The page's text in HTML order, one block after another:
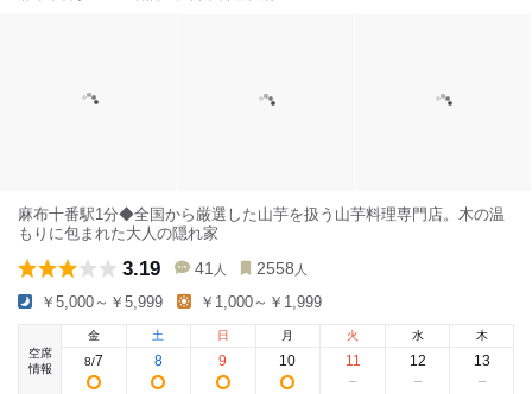
麻布十番駅1分◆全国から厳選した山芋を扱う山芋料理専門店。木の温
もりに包まれた大人の隠れ家
3.19 41 人 2558 人
￥5,000～￥5,999 ￥1,000～￥1,999
空席
情報
金
8/7
土
8
日
9
月
10
火
11
水
12
木
13